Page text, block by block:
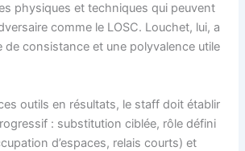
physiques et techniques qui peuvent
comme le LOSC. Louchet, lui, a
de consistance et une polyvalence utile
outils en résultats, le staff doit établir
: substitution ciblée, rôle défini
d’espaces, relais courts) et